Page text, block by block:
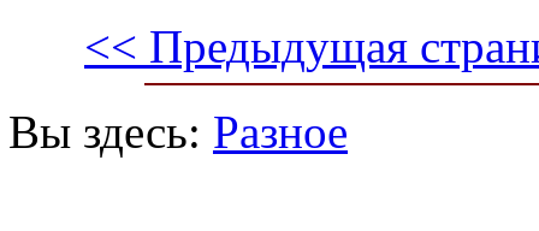
<< Предыдущая
Вы здесь: Разное